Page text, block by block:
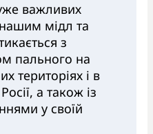
важливих
нашим мідл та
з
пального на
територіях і в
а також із
у своїй